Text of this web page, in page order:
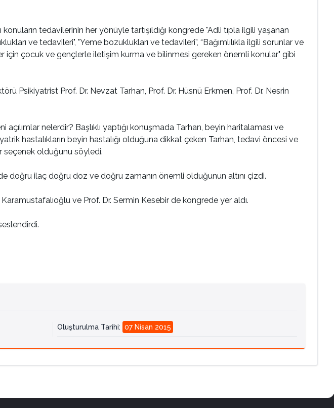
tedavilerinin her yönüyle tartışıldığı kongrede "Adli tıpla ilgili yaşanan
ve tedavileri", "Yeme bozuklukları ve tedavileri”, “Bağımlılıkla ilgili sorunlar ve
için çocuk ve gençlerle iletişim kurma ve bilinmesi gereken önemli konular" gibi
Psikiyatrist Prof. Dr. Nevzat Tarhan, Prof. Dr. Hüsnü Erkmen, Prof. Dr. Nesrin
nelerdir? Başlıklı yaptığı konuşmada Tarhan, beyin haritalaması ve
hastalıkların beyin hastalığı olduğuna dikkat çeken Tarhan, tedavi öncesi ve
seçenek olduğunu söyledi.
doğru ilaç doğru doz ve doğru zamanın önemli olduğunun altını çizdi.
ve Prof. Dr. Sermin Kesebir de kongrede yer aldı.
Oluşturulma Tarihi: 07 Nisan 2015